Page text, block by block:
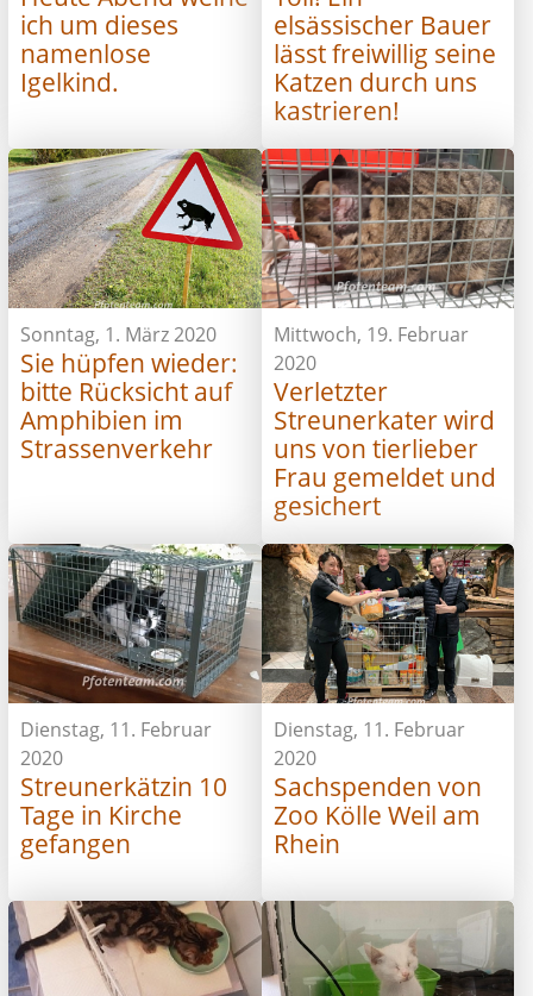
ich um dieses
namenlose
Igelkind.
elsässischer Bauer
lässt freiwillig seine
Katzen durch uns
kastrieren!
Sonntag, 1. März 2020
Sie hüpfen wieder:
bitte Rücksicht auf
Amphibien im
Strassenverkehr
Mittwoch, 19. Februar
2020
Verletzter
Streunerkater wird
uns von tierlieber
Frau gemeldet und
gesichert
Dienstag, 11. Februar
2020
Streunerkätzin 10
Tage in Kirche
gefangen
Dienstag, 11. Februar
2020
Sachspenden von
Zoo Kölle Weil am
Rhein